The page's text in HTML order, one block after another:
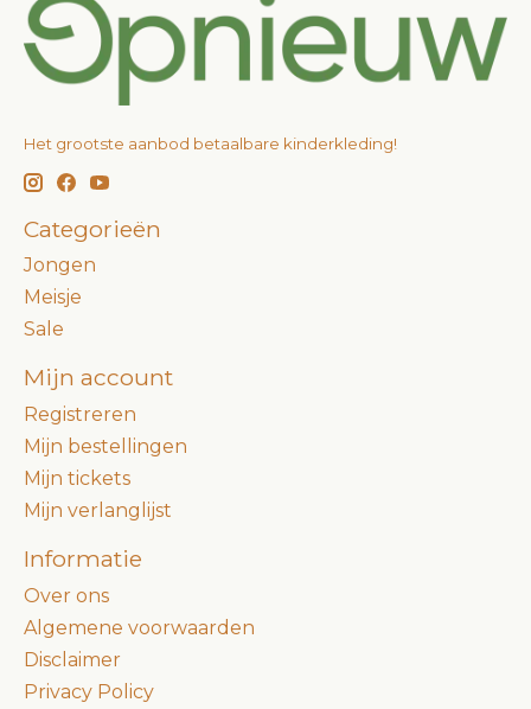
Het grootste aanbod betaalbare kinderkleding!
Categorieën
Jongen
Meisje
Sale
Mijn account
Registreren
Mijn bestellingen
Mijn tickets
Mijn verlanglijst
Informatie
Over ons
Algemene voorwaarden
Disclaimer
Privacy Policy